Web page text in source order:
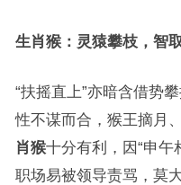
生肖猴：灵猿攀枝，智
“扶摇直上”亦暗含借势
性不谋而合，猴王摘月
肖猴十分有利，因“申午
职场易被领导责骂，莫